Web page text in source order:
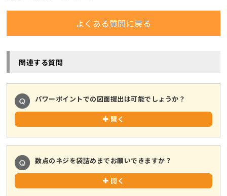
よくある質問に戻る
関連する質問
パワーポイントでの図面提出は可能でしょうか？
開く
数点のネジを袋詰めまでお願いできますか？
開く